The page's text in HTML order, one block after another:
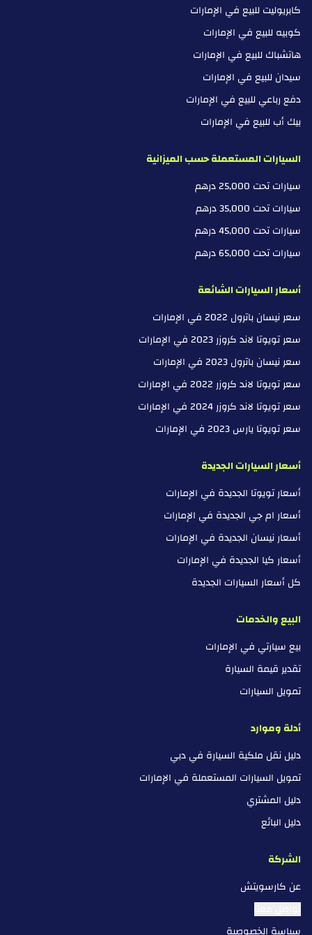
كابريوليت للبيع في الإمارات
كوبيه للبيع في الإمارات
هاتشباك للبيع في الإمارات
سيدان للبيع في الإمارات
دفع رباعي للبيع في الإمارات
بيك أب للبيع في الإمارات
السيارات المستعملة حسب الميزانية
سيارات تحت 25,000 درهم
سيارات تحت 35,000 درهم
سيارات تحت 45,000 درهم
سيارات تحت 65,000 درهم
أسعار السيارات الشائعة
سعر نيسان باترول 2022 في الإمارات
سعر تويوتا لاند كروزر 2023 في الإمارات
سعر نيسان باترول 2023 في الإمارات
سعر تويوتا لاند كروزر 2022 في الإمارات
سعر تويوتا لاند كروزر 2024 في الإمارات
سعر تويوتا يارس 2023 في الإمارات
أسعار السيارات الجديدة
أسعار تويوتا الجديدة في الإمارات
أسعار ام جي الجديدة في الإمارات
أسعار نيسان الجديدة في الإمارات
أسعار كيا الجديدة في الإمارات
كل أسعار السيارات الجديدة
البيع والخدمات
بيع سيارتي في الإمارات
تقدير قيمة السيارة
تمويل السيارات
أدلة وموارد
دليل نقل ملكية السيارة في دبي
تمويل السيارات المستعملة في الإمارات
دليل المشتري
دليل البائع
الشركة
عن كارسويتش
تواصل معنا